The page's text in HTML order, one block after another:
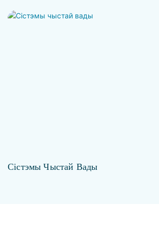
Сістэмы Чыстай Вады